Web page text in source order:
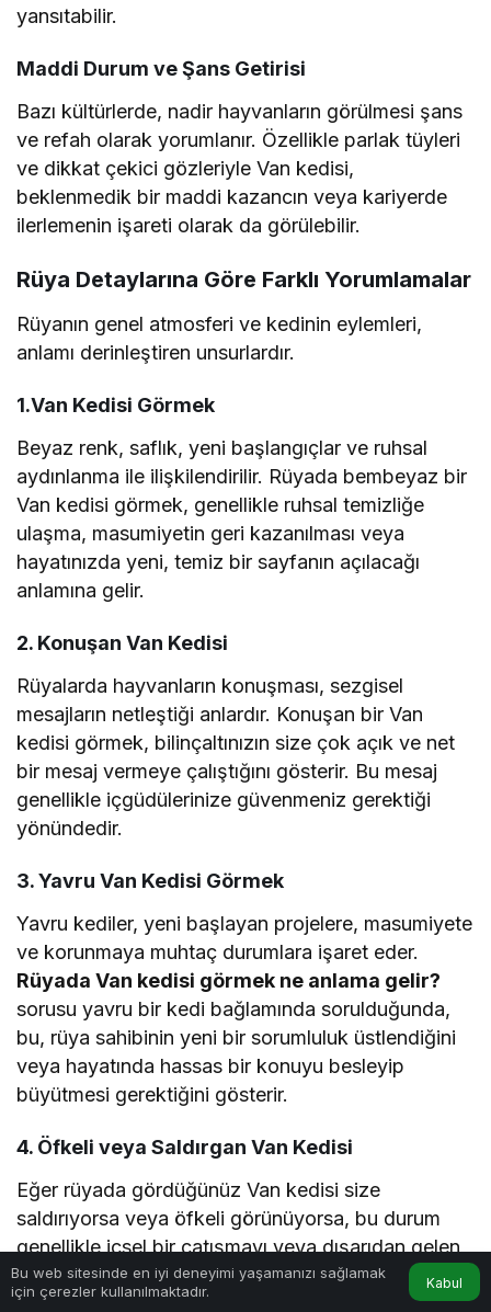
yansıtabilir.
Maddi Durum ve Şans Getirisi
Bazı kültürlerde, nadir hayvanların görülmesi şans
ve refah olarak yorumlanır. Özellikle parlak tüyleri
ve dikkat çekici gözleriyle Van kedisi,
beklenmedik bir maddi kazancın veya kariyerde
ilerlemenin işareti olarak da görülebilir.
Rüya Detaylarına Göre Farklı Yorumlamalar
Rüyanın genel atmosferi ve kedinin eylemleri,
anlamı derinleştiren unsurlardır.
1.Van Kedisi Görmek
Beyaz renk, saflık, yeni başlangıçlar ve ruhsal
aydınlanma ile ilişkilendirilir. Rüyada bembeyaz bir
Van kedisi görmek, genellikle ruhsal temizliğe
ulaşma, masumiyetin geri kazanılması veya
hayatınızda yeni, temiz bir sayfanın açılacağı
anlamına gelir.
2. Konuşan Van Kedisi
Rüyalarda hayvanların konuşması, sezgisel
mesajların netleştiği anlardır. Konuşan bir Van
kedisi görmek, bilinçaltınızın size çok açık ve net
bir mesaj vermeye çalıştığını gösterir. Bu mesaj
genellikle içgüdülerinize güvenmeniz gerektiği
yönündedir.
3. Yavru Van Kedisi Görmek
Yavru kediler, yeni başlayan projelere, masumiyete
ve korunmaya muhtaç durumlara işaret eder.
Rüyada Van kedisi görmek ne anlama gelir?
sorusu yavru bir kedi bağlamında sorulduğunda,
bu, rüya sahibinin yeni bir sorumluluk üstlendiğini
veya hayatında hassas bir konuyu besleyip
büyütmesi gerektiğini gösterir.
4. Öfkeli veya Saldırgan Van Kedisi
Eğer rüyada gördüğünüz Van kedisi size
saldırıyorsa veya öfkeli görünüyorsa, bu durum
genellikle içsel bir çatışmayı veya dışarıdan gelen
bir tehdidi simgeler. Bu, rüya sahibinin kendi
bağımsızlık isteği ile mevcut kısıtlamalar arasındaki
Bu web sitesinde en iyi deneyimi yaşamanızı sağlamak
için çerezler kullanılmaktadır.
Kabul
Anasayfa Hesabım